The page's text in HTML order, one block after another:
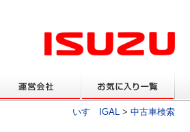
いすゞIGAL > 中古車検索